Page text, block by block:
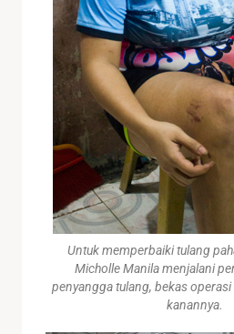
Untuk memperbaiki tulang
Micholle Manila menjalani
penyangga tulang, bekas
kanannya.